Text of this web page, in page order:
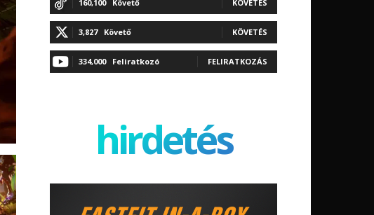
160,100 Követő KÖVETÉS
3,827 Követő KÖVETÉS
334,000 Feliratkozó FELIRATKOZÁS
hirdetés